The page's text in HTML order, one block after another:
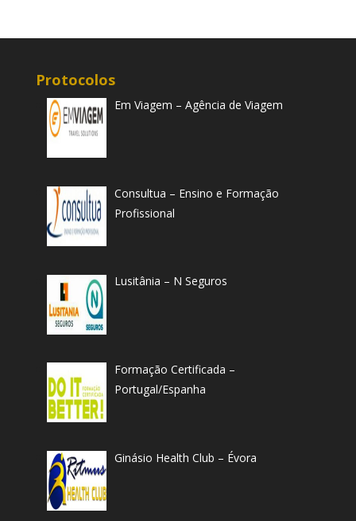
Protocolos
Em Viagem – Agência de Viagem
Consultua – Ensino e Formação
Profissional
Lusitânia – N Seguros
Formação Certificada –
Portugal/Espanha
Ginásio Health Club – Évora